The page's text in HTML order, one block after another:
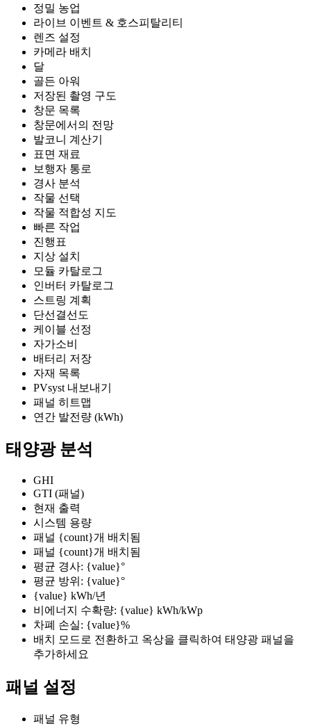
정밀 농업
라이브 이벤트 & 호스피탈리티
렌즈 설정
카메라 배치
달
골든 아워
저장된 촬영 구도
창문 목록
창문에서의 전망
발코니 계산기
표면 재료
보행자 통로
경사 분석
작물 선택
작물 적합성 지도
빠른 작업
진행표
지상 설치
모듈 카탈로그
인버터 카탈로그
스트링 계획
단선결선도
케이블 선정
자가소비
배터리 저장
자재 목록
PVsyst 내보내기
패널 히트맵
연간 발전량 (kWh)
태양광 분석
GHI
GTI (패널)
현재 출력
시스템 용량
패널 {count}개 배치됨
패널 {count}개 배치됨
평균 경사: {value}°
평균 방위: {value}°
{value} kWh/년
비에너지 수확량: {value} kWh/kWp
차폐 손실: {value}%
배치 모드로 전환하고 옥상을 클릭하여 태양광 패널을
추가하세요
패널 설정
패널 유형